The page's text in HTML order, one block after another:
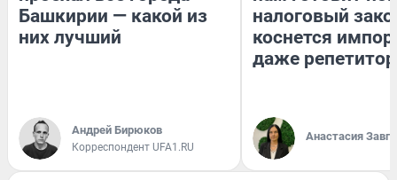
Башкирии — какой из
них лучший
Андрей Бирюков
Корреспондент UFA1.RU
налоговый
коснется
даже
Анастасия